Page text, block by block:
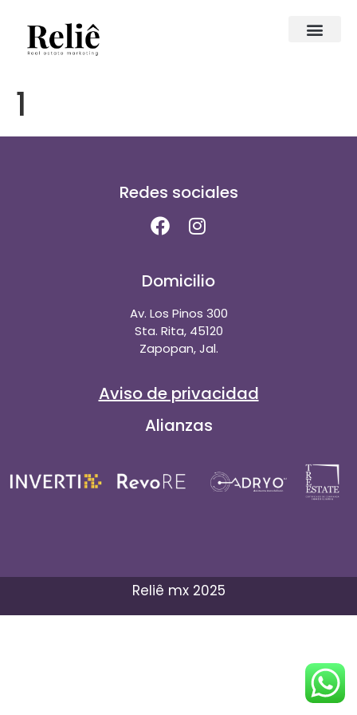
1
Redes sociales
Domicilio
Av. Los Pinos 300
Sta. Rita, 45120
Zapopan, Jal.
Aviso de privacidad
Alianzas
Reliê mx 2025